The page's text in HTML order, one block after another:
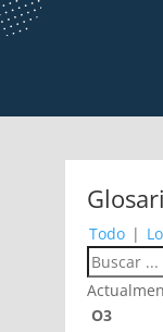
Todo |
O3